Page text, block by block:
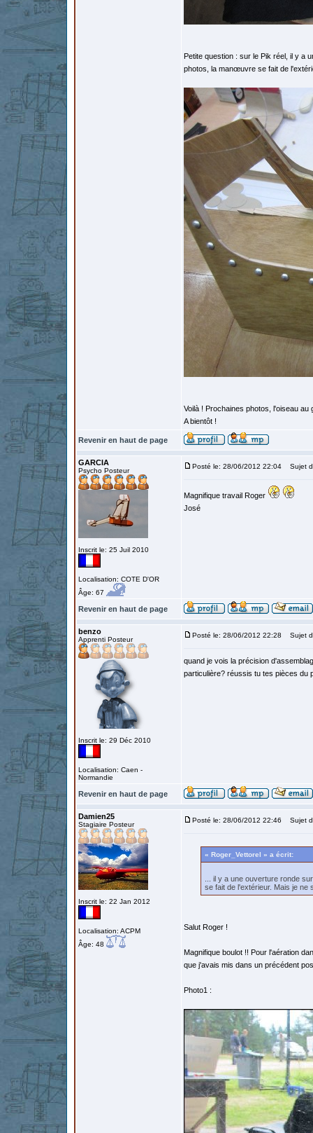
Petite question : sur le Pik réel, il y a
photos, la manœuvre se fait de
Voilà ! Prochaines photos, l'oiseau
A bientôt !
Revenir en haut de page
GARCIA
Psycho Posteur
Inscrit le: 25 Juil 2010
Localisation: COTE D'OR
Âge: 67
Posté le: 28/06/2012 22:04 Sujet
Magnifique travail Roger
José
Revenir en haut de page
benzo
Apprenti Posteur
Inscrit le: 29 Déc 2010
Localisation: Caen -
Normandie
Posté le: 28/06/2012 22:28 Sujet
quand je vois la précision
particulière? réussis tu tes pièces du
Revenir en haut de page
Damien25
Stagiaire Posteur
Inscrit le: 22 Jan 2012
Localisation: ACPM
Âge: 48
Posté le: 28/06/2012 22:46 Sujet
« Roger_Vettorel » a écrit:
... il y a une ouverture ronde
se fait de l'extérieur. Mais je ne
Salut Roger !
Magnifique boulot !! Pour l'aération
que j'avais mis dans un précédent
Photo1 :